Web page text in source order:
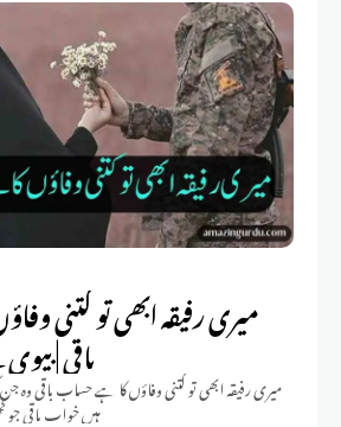
میری رفیقہ ابھی تو کتنی
باقی |
میری رفیقہ ابھی تو کتنی وفاؤں کا ہے حساب باقی وہ جن
ہیں خواب باقی